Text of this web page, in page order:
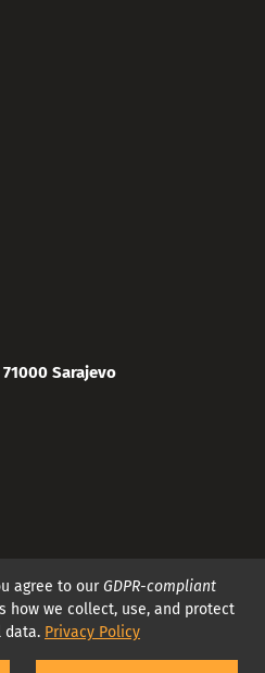
Sarajevo
agree to our GDPR-compliant
how we collect, use, and protect
data. Privacy Policy